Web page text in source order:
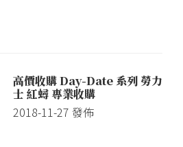
高價收購 Day-Date 系列 勞力
士 紅蟳 專業收購
2018-11-27 發佈